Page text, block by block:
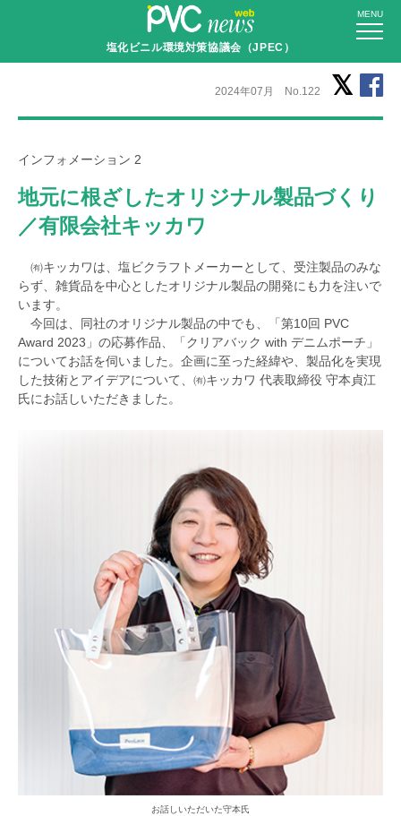
塩化ビニル環境対策協議会（JPEC）
MENU
2024年07月 No.122
インフォメーション 2
地元に根ざしたオリジナル製品づくり
／有限会社キッカワ
㈲キッカワは、塩ビクラフトメーカーとして、受注製品のみな
らず、雑貨品を中心としたオリジナル製品の開発にも力を注いで
います。
今回は、同社のオリジナル製品の中でも、「第10回 PVC
Award 2023」の応募作品、「クリアバック with デニムポーチ」
についてお話を伺いました。企画に至った経緯や、製品化を実現
した技術とアイデアについて、㈲キッカワ 代表取締役 守本貞江
氏にお話しいただきました。
お話しいただいた守本氏